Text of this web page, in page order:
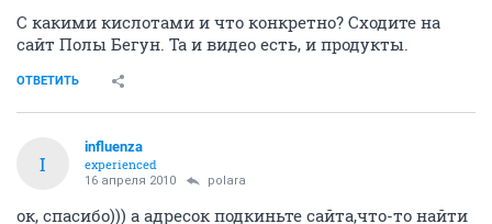
Попробуйте, возможно, вам тоже хорошо подойдет.
polara
guru